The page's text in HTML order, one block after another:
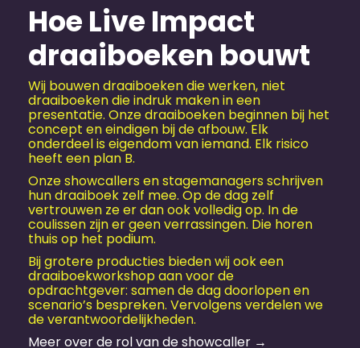
Hoe Live Impact
draaiboeken bouwt
Wij bouwen draaiboeken die werken, niet
draaiboeken die indruk maken in een
presentatie. Onze draaiboeken beginnen bij het
concept en eindigen bij de afbouw. Elk
onderdeel is eigendom van iemand. Elk risico
heeft een plan B.
Onze showcallers en stagemanagers schrijven
hun draaiboek zelf mee. Op de dag zelf
vertrouwen ze er dan ook volledig op. In de
coulissen zijn er geen verrassingen. Die horen
thuis op het podium.
Bij grotere producties bieden wij ook een
draaiboekworkshop aan voor de
opdrachtgever: samen de dag doorlopen en
scenario’s bespreken. Vervolgens verdelen we
de verantwoordelijkheden.
Meer over de rol van de showcaller →